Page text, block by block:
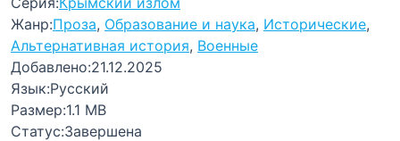
Жанр:Проза, Образование и наука, Исторические,
Альтернативная история, Военные
Добавлено:21.12.2025
Язык:Русский
Размер:1.1 MB
Статус:Завершена